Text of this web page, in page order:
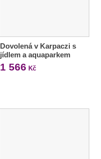
Dovolená v Karpaczi s
jídlem a aquaparkem
1 566 Kč